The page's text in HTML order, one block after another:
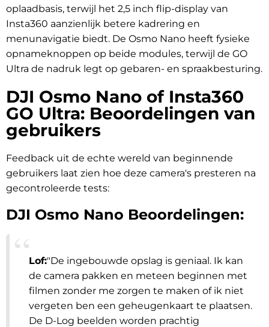
oplaadbasis, terwijl het 2,5 inch flip-display van
Insta360 aanzienlijk betere kadrering en
menunavigatie biedt. De Osmo Nano heeft fysieke
opnameknoppen op beide modules, terwijl de GO
Ultra de nadruk legt op gebaren- en spraakbesturing.
DJI Osmo Nano of Insta360
GO Ultra: Beoordelingen van
gebruikers
Feedback uit de echte wereld van beginnende
gebruikers laat zien hoe deze camera's presteren na
gecontroleerde tests:
DJI Osmo Nano Beoordelingen:
Lof:"De ingebouwde opslag is geniaal. Ik kan
de camera pakken en meteen beginnen met
filmen zonder me zorgen te maken of ik niet
vergeten ben een geheugenkaart te plaatsen.
De D-Log beelden worden prachtig